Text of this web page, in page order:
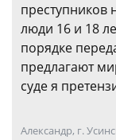
люди 16 и 18
порядке
предлагают
суде я
Александр, г.